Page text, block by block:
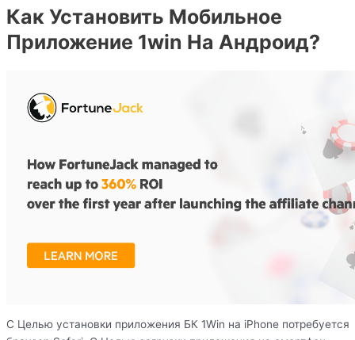
Как Установить Мобильное
Приложение 1win На Андроид?
С Целью установки приложения БК 1Win на iPhone потребуется